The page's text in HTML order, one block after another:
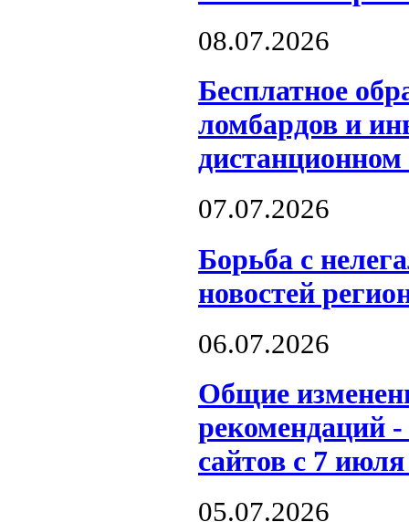
08.07.2026
Бесплатное
ломбардов и
07.07.2026
Борьба с
новостей
06.07.2026
Общие
рекомендаций
сайтов с 7 июля
05.07.2026